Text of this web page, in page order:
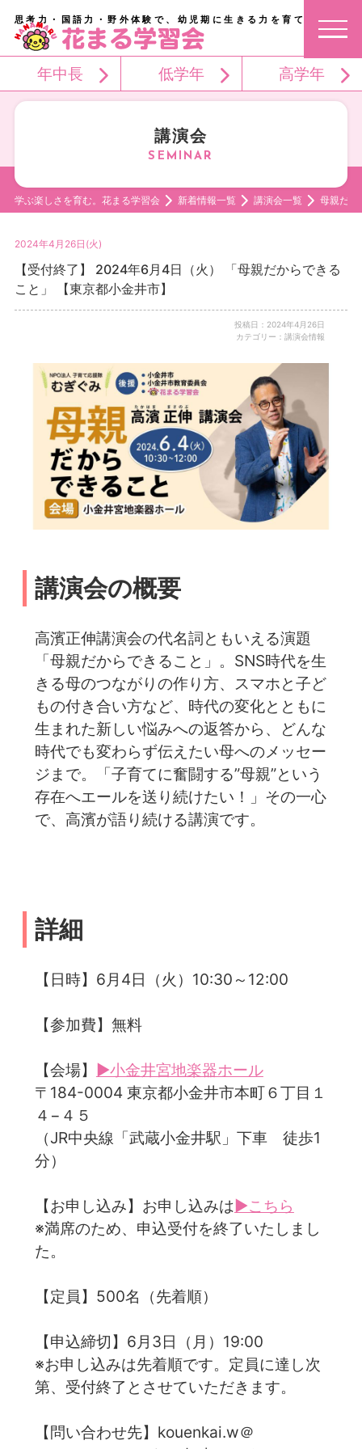
思考力・国語力・野外体験で、幼児期に生きる力を育てる。
年中長 低学年 高学年
講演会
学ぶ楽しさを育む。花まる学習会 新着情報一覧 講演会一覧 母親だか
2024年4月26日(火)
【受付終了】 2024年6月4日（火） 「母親だからできる
こと」 【東京都小金井市】
投稿日：2024年4月26日
カテゴリー：講演会情報
講演会の概要
高濱正伸講演会の代名詞ともいえる演題
「母親だからできること」。SNS時代を生
きる母のつながりの作り方、スマホと子ど
もの付き合い方など、時代の変化とともに
生まれた新しい悩みへの返答から、どんな
時代でも変わらず伝えたい母へのメッセー
ジまで。「子育てに奮闘する”母親”という
存在へエールを送り続けたい！」その一心
で、高濱が語り続ける講演です。
詳細
【日時】6月4日（火）10:30～12:00
【参加費】無料
【会場】 ▶小金井宮地楽器ホール
〒184-0004 東京都小金井市本町６丁目１
４−４５
（JR中央線「武蔵小金井駅」下車 徒歩1
分）
【お申し込み】お申し込みは▶こちら
※満席のため、申込受付を終了いたしまし
た。
【定員】500名（先着順）
【申込締切】6月3日（月）19:00
※お申し込みは先着順です。定員に達し次
第、受付終了とさせていただきます。
【問い合わせ先】kouenkai.w＠